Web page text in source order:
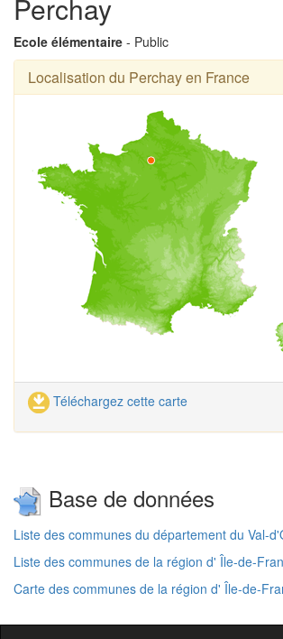
Perchay
Ecole élémentaire - Public
Localisation du Perchay en France
Téléchargez cette carte
Base de données
Liste des communes du département du Val-
Liste des communes de la région d' Île-de-
Carte des communes de la région d' Île-de-